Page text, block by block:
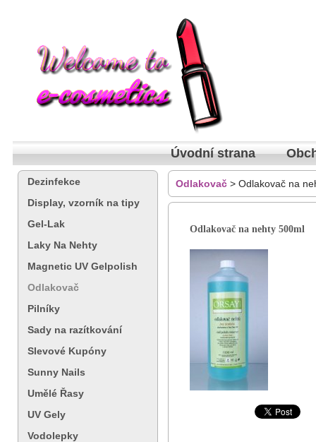
Úvodní strana
Dezinfekce
Display, vzorník na tipy
Gel-Lak
Laky Na Nehty
Magnetic UV Gelpolish
Odlakovač
Pilníky
Sady na razítkování
Slevové Kupóny
Sunny Nails
Umělé Řasy
UV Gely
Vodolepky
Odlakovač > Odlakovač na
Odlakovač na nehty 500ml